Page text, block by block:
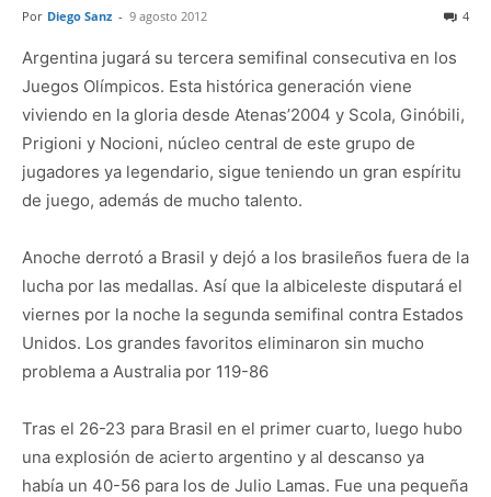
Por Diego Sanz - 9 agosto 2012 4
Argentina jugará su tercera semifinal consecutiva en los
Juegos Olímpicos. Esta histórica generación viene
viviendo en la gloria desde Atenas’2004 y Scola, Ginóbili,
Prigioni y Nocioni, núcleo central de este grupo de
jugadores ya legendario, sigue teniendo un gran espíritu
de juego, además de mucho talento.
Anoche derrotó a Brasil y dejó a los brasileños fuera de la
lucha por las medallas. Así que la albiceleste disputará el
viernes por la noche la segunda semifinal contra Estados
Unidos. Los grandes favoritos eliminaron sin mucho
problema a Australia por 119-86
Tras el 26-23 para Brasil en el primer cuarto, luego hubo
una explosión de acierto argentino y al descanso ya
había un 40-56 para los de Julio Lamas. Fue una pequeña